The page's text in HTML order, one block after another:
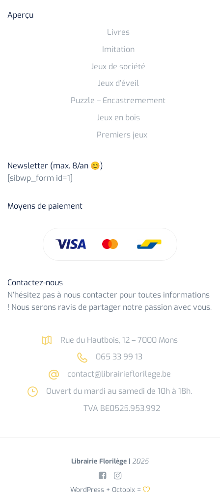
Aperçu
Livres
Imitation
Jeux de société
Jeux d’éveil
Puzzle – Encastremement
Jeux en bois
Premiers jeux
Newsletter (max. 8/an 😊)
[sibwp_form id=1]
Moyens de paiement
Contactez-nous
N’hésitez pas à nous contacter pour toutes informations
! Nous serons ravis de partager notre passion avec vous.
Rue du Hautbois, 12 – 7000 Mons
065 33 99 13
contact@librairieflorilege.be
Ouvert du mardi au samedi de 10h à 18h.
TVA BE0525.953.992
Librairie Florilège | 2025
WordPress + Octopix =